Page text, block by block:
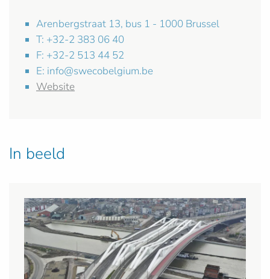
Arenbergstraat 13, bus 1 - 1000 Brussel
T: +32-2 383 06 40
F: +32-2 513 44 52
E: info@swecobelgium.be
Website
In beeld